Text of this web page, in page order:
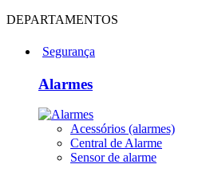
DEPARTAMENTOS
Segurança
Alarmes
Acessórios (alarmes)
Central de Alarme
Sensor de alarme